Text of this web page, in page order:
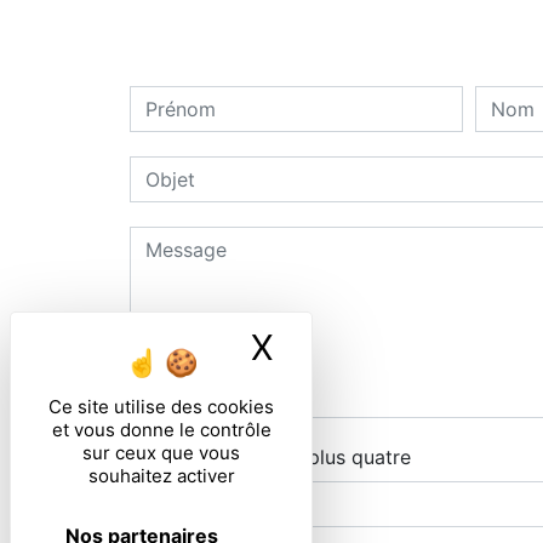
Ce site utilise des cookies
et vous donne le contrôle
sur ceux que vous
souhaitez activer
Nos partenaires
X
Combien font neuf plus quatre